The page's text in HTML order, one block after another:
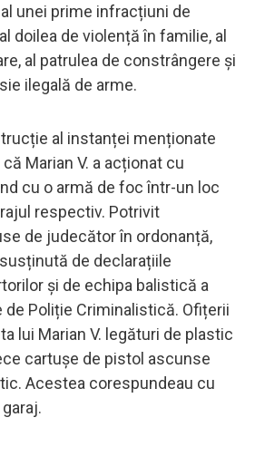
unei prime infracțiuni de
doilea de violență în familie, al
al patrulea de constrângere și
ilegală de arme.
al instanței menționate
Marian V. a acționat cu
cu o armă de foc într-un loc
respectiv. Potrivit
de judecător în ordonanță,
de declarațiile
și de echipa balistică a
de Poliție Criminalistică. Ofițerii
lui Marian V. legături de plastic
cartușe de pistol ascunse
Acestea corespundeau cu